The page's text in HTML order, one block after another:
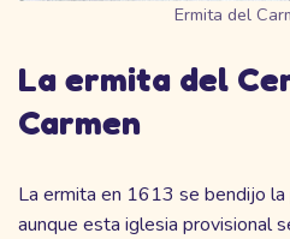
Ermita del
La ermita del
Carmen
La ermita en 1613 se bendijo la
aunque esta iglesia provisional